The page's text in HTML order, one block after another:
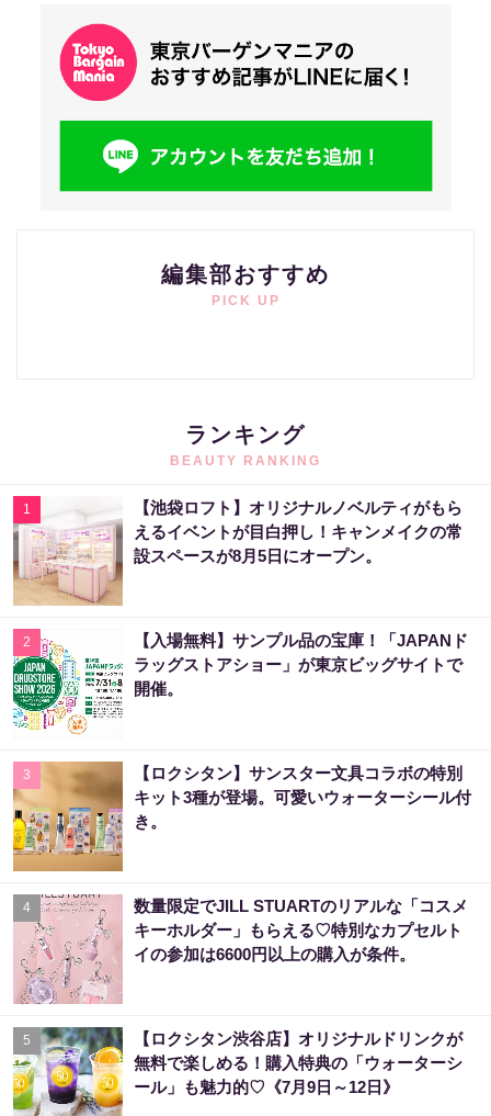
編集部おすすめ
PICK UP
ランキング
BEAUTY RANKING
1
【池袋ロフト】オリジナルノベルティがもら
えるイベントが目白押し！キャンメイクの常
設スペースが8月5日にオープン。
2
【入場無料】サンプル品の宝庫！「JAPANド
ラッグストアショー」が東京ビッグサイトで
開催。
3
【ロクシタン】サンスター文具コラボの特別
キット3種が登場。可愛いウォーターシール付
き。
4
数量限定でJILL STUARTのリアルな「コスメ
キーホルダー」もらえる♡特別なカプセルト
イの参加は6600円以上の購入が条件。
5
【ロクシタン渋谷店】オリジナルドリンクが
無料で楽しめる！購入特典の「ウォーターシ
ール」も魅力的♡《7月9日～12日》